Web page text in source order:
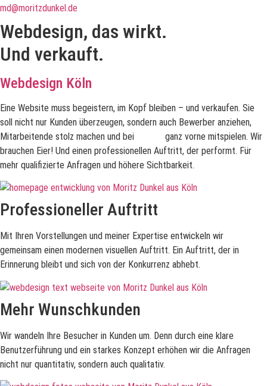
md@moritzdunkel.de
Webdesign, das wirkt.
Und verkauft.
Webdesign Köln
Eine Website muss begeistern, im Kopf bleiben – und verkaufen. Sie
soll nicht nur Kunden überzeugen, sondern auch Bewerber anziehen,
Mitarbeitende stolz machen und bei
ganz vorne mitspielen. Wir
brauchen Eier! Und einen professionellen Auftritt, der performt. Für
mehr qualifizierte Anfragen und höhere Sichtbarkeit.
Professioneller Auftritt
Mit Ihren Vorstellungen und meiner Expertise entwickeln wir
gemeinsam einen modernen visuellen Auftritt. Ein Auftritt, der in
Erinnerung bleibt und sich von der Konkurrenz abhebt.
Mehr Wunschkunden
Wir wandeln Ihre Besucher in Kunden um. Denn durch eine klare
Benutzerführung und ein starkes Konzept erhöhen wir die Anfragen
nicht nur quantitativ, sondern auch qualitativ.